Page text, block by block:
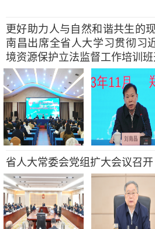
更好助力人与自然和谐共生的
南昌出席全省人大学习贯彻习
境资源保护立法监督工作培训
省人大常委会党组扩大会议召开